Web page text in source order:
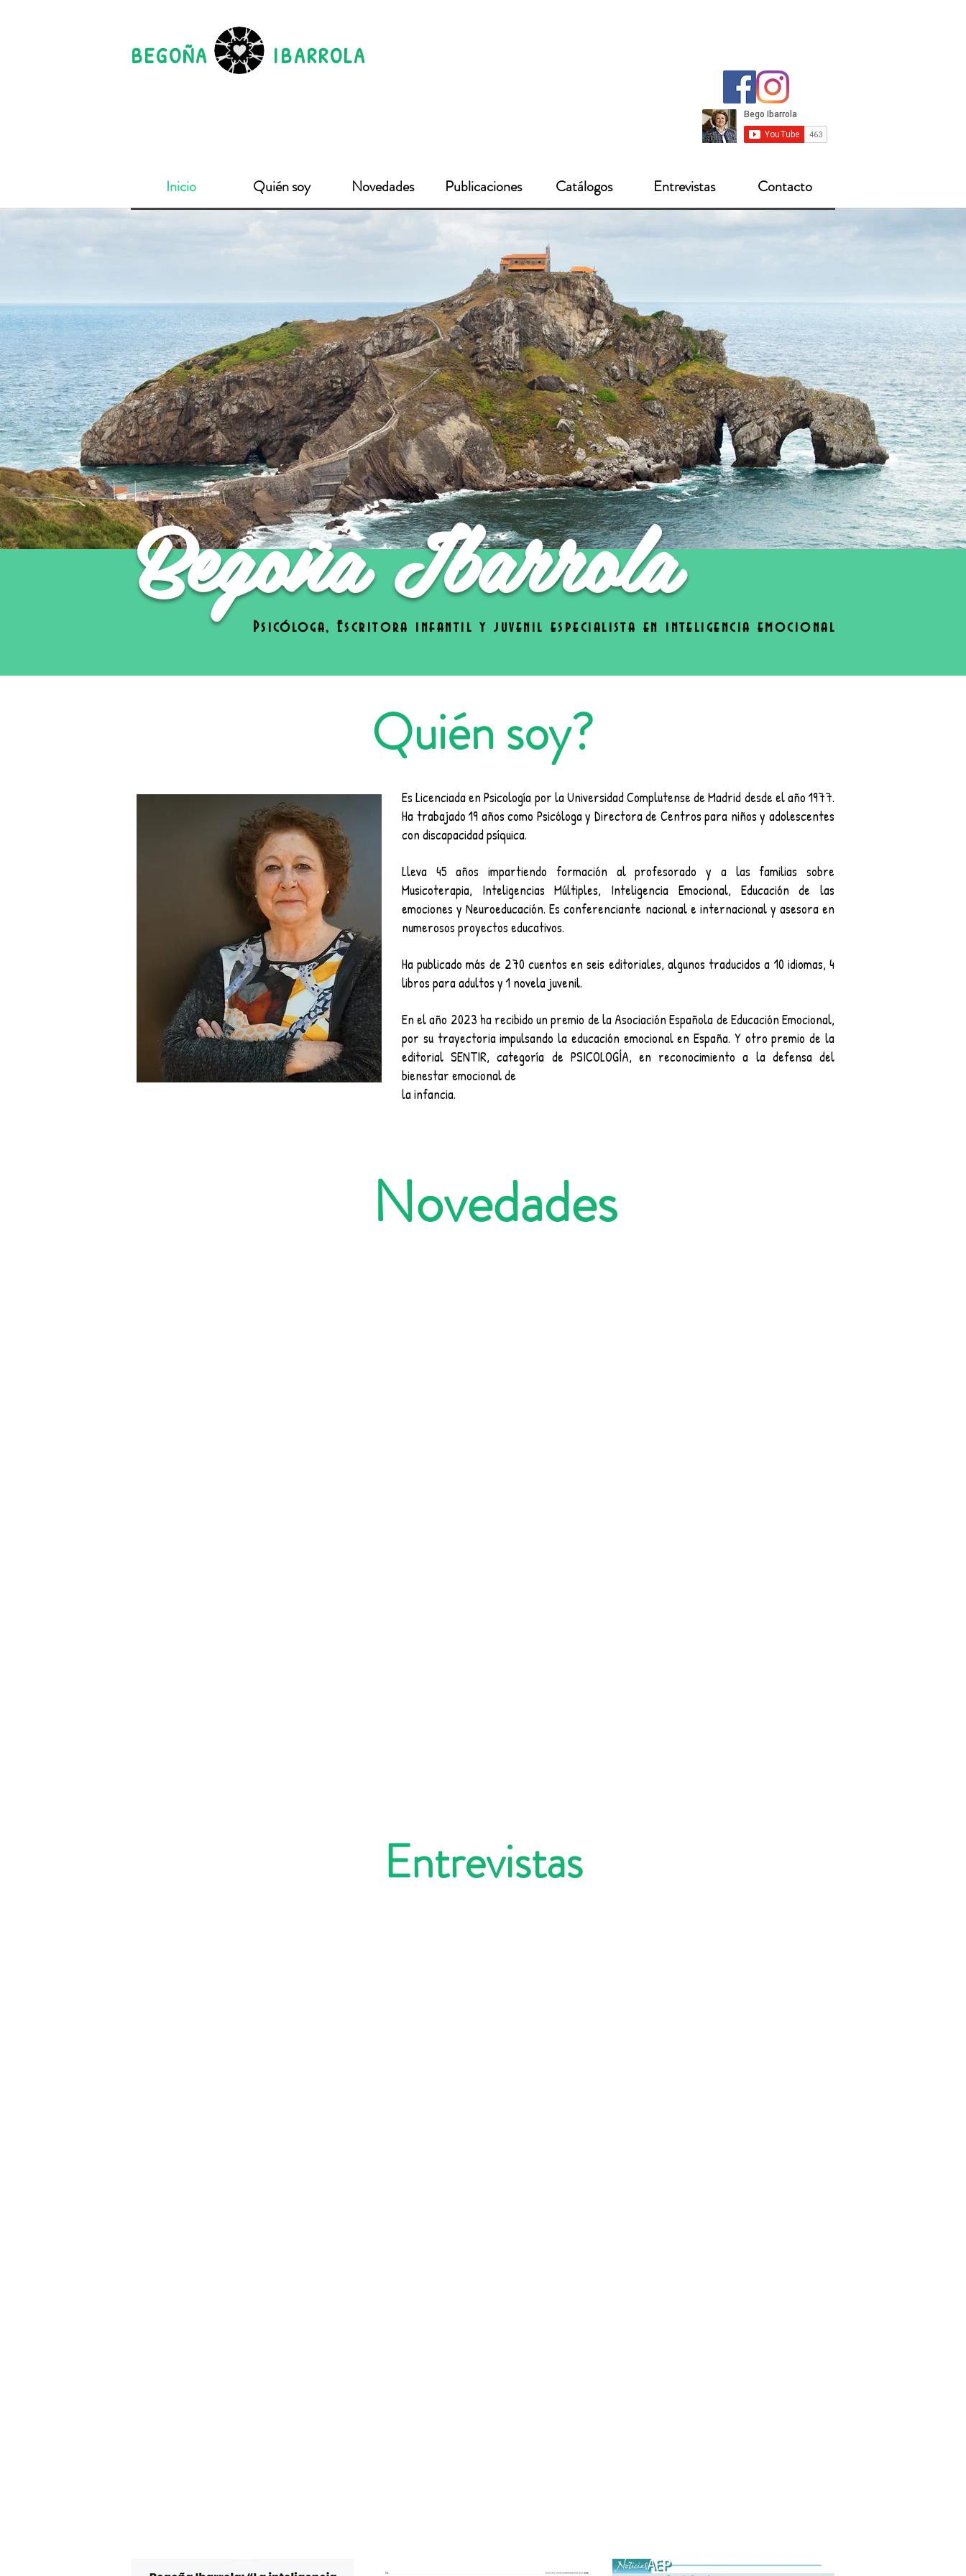
BEGOÑA IBARROLA
Inicio Quién soy Novedades Publicaciones Catálogos Entrevistas Contacto
Begoña Ibarrola
Psicóloga, Escritora infantil y juvenil especialista en inteligencia emocional
Quién soy?
Es Licenciada en Psicología por la Universidad Complutense de Madrid desde el año 1977.
Ha trabajado 19 años como Psicóloga y Directora de Centros para niños y adolescentes
con discapacidad psíquica.
Lleva 45 años impartiendo formación al profesorado y a las familias sobre
Musicoterapia, Inteligencias Múltiples, Inteligencia Emocional, Educación de las
emociones y Neuroeducación. Es conferenciante nacional e internacional y asesora en
numerosos proyectos educativos.
Ha publicado más de 270 cuentos en seis editoriales, algunos traducidos a 10 idiomas, 4
libros para adultos y 1 novela juvenil.
En el año 2023 ha recibido un premio de la Asociación Española de Educación Emocional,
por su trayectoria impulsando la educación emocional en España. Y otro premio de la
editorial SENTIR, categoría de PSICOLOGÍA, en reconocimiento a la defensa del
bienestar emocional de
la infancia.
Novedades
Entrevistas